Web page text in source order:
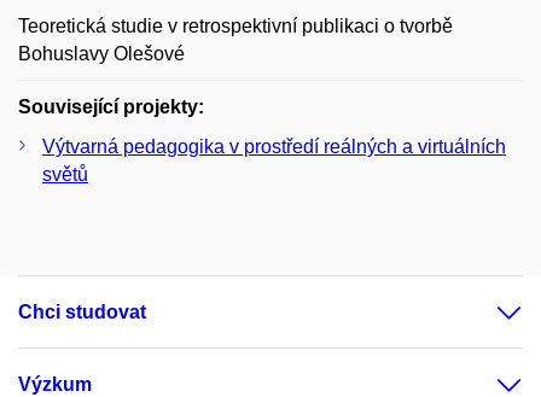
Teoretická studie v retrospektivní publikaci o tvorbě
Bohuslavy Olešové
Související projekty:
Výtvarná pedagogika v prostředí reálných a virtuálních
světů
Chci studovat
Výzkum